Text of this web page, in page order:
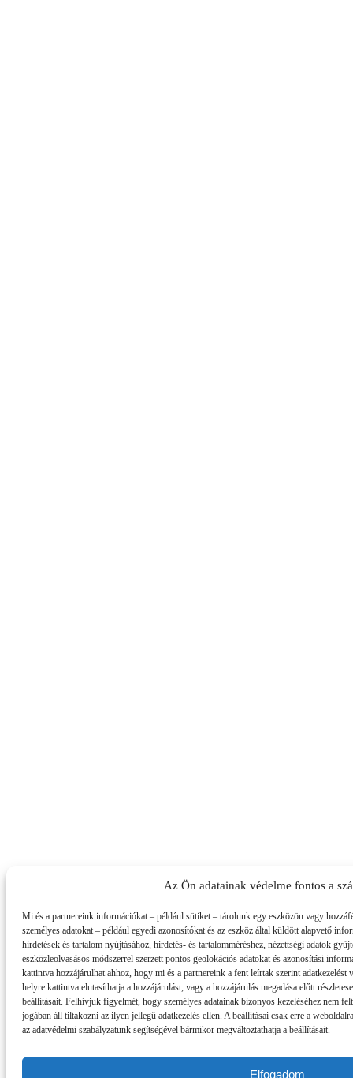
Az Ön adatainak védelme fontos a
Mi és a partnereink információkat – például sütiket – tárolunk egy eszközön vagy
személyes adatokat – például egyedi azonosítókat és az eszköz által küldött alapvető
hirdetések és tartalom nyújtásához, hirdetés- és tartalomméréshez, nézettségi adatok
eszközleolvasásos módszerrel szerzett pontos geolokációs adatokat és azonosítási
kattintva hozzájárulhat ahhoz, hogy mi és a partnereink a fent leírtak szerint
helyre kattintva elutasíthatja a hozzájárulást, vagy a hozzájárulás megadása előtt
beállításait. Felhívjuk figyelmét, hogy személyes adatainak bizonyos kezeléséhez nem
jogában áll tiltakozni az ilyen jellegű adatkezelés ellen. A beállításai csak erre a
az adatvédelmi szabályzatunk segítségével bármikor megváltoztathatja a beállításait.
Elfogadom